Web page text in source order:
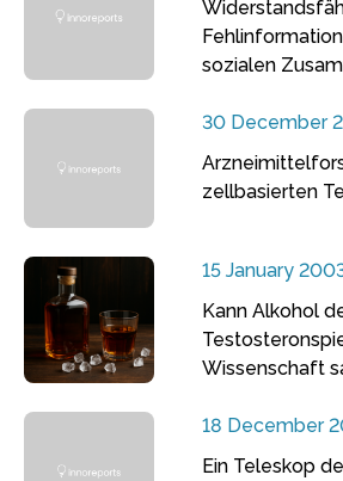
sozialen
30 December
zellbasierten
15 January
Kann Alkohol
Wissenschaft
18 December
Ein Teleskop